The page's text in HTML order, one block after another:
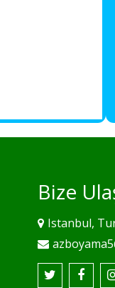
Bize
Istanbul,